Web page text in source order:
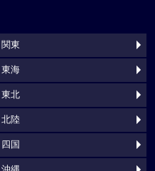
関東
東海
東北
北陸
四国